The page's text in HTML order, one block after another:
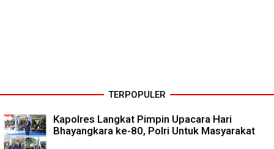
TERPOPULER
Kapolres Langkat Pimpin Upacara Hari
Bhayangkara ke-80, Polri Untuk Masyarakat